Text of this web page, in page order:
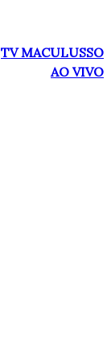
TV MACULUSSO
AO VIVO